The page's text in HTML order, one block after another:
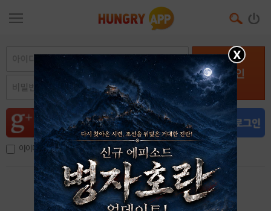
로그인
아이디, 이메일 저장
아이디 / 비밀번호 찾기 회원가입
X